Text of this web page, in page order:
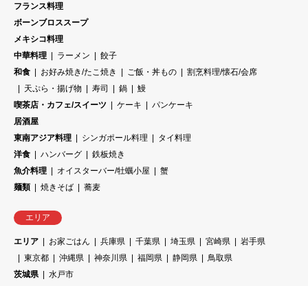
フランス料理
ボーンブロススープ
メキシコ料理
中華料理
ラーメン
餃子
和食
お好み焼き/たこ焼き ご飯・丼もの
割烹料理/懐石/会席
天ぷら・揚げ物
寿司 鍋
鰻
喫茶店・カフェ/スイーツ
ケーキ
パンケーキ
居酒屋
東南アジア料理
シンガポール料理
タイ料理
洋食
ハンバーグ
鉄板焼き
魚介料理
オイスターバー/牡蠣小屋
蟹
麺類
焼きそば 蕎麦
エリア
エリア お家ごはん 兵庫県 千葉県 埼玉県 宮崎県
岩手県
東京都
沖縄県 神奈川県 福岡県 静岡県
鳥取県
茨城県
水戸市